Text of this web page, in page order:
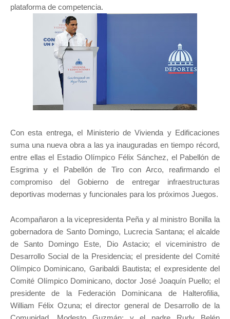
plataforma de competencia.
Con esta entrega, el Ministerio de Vivienda y Edificaciones
suma una nueva obra a las ya inauguradas en tiempo récord,
entre ellas el Estadio Olímpico Félix Sánchez, el Pabellón de
Esgrima y el Pabellón de Tiro con Arco, reafirmando el
compromiso del Gobierno de entregar infraestructuras
deportivas modernas y funcionales para los próximos Juegos.
Acompañaron a la vicepresidenta Peña y al ministro Bonilla la
gobernadora de Santo Domingo, Lucrecia Santana; el alcalde
de Santo Domingo Este, Dio Astacio; el viceministro de
Desarrollo Social de la Presidencia; el presidente del Comité
Olímpico Dominicano, Garibaldi Bautista; el expresidente del
Comité Olímpico Dominicano, doctor José Joaquín Puello; el
presidente de la Federación Dominicana de Halterofilia,
William Félix Ozuna; el director general de Desarrollo de la